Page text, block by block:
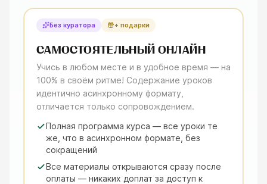
Без куратора + подарки
САМОСТОЯТЕЛЬНЫЙ ОНЛАЙН
Учись в любом месте и в удобное время — на
100% в своём ритме! Содержание уроков
идентично асинхронному формату,
отличается только сопровождением.
Полная программа курса — все уроки те
же, что в асинхронном формате, без
сокращений
Все материалы открываются сразу после
оплаты — никаких доплат за доступ к